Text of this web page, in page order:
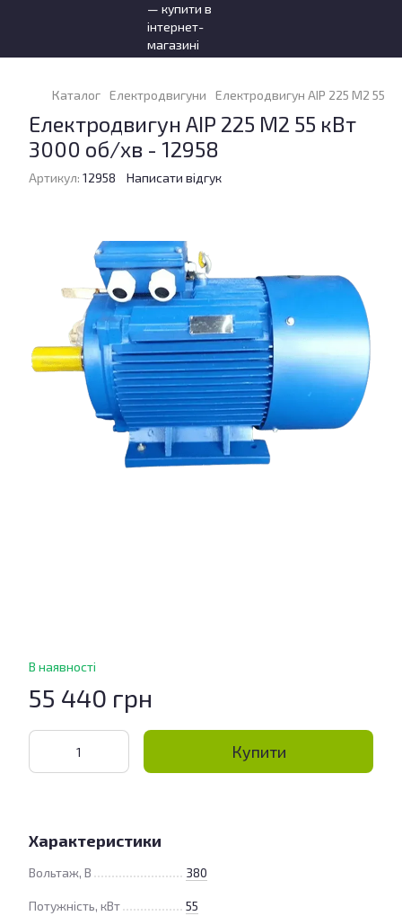
Каталог Електродвигуни Електродвигун АІР 225 M2 55
Електродвигун АІР 225 M2 55 кВт
3000 об/хв - 12958
Артикул: 12958 Написати відгук
В наявності
55 440 грн
Купити
Характеристики
Вольтаж, В 380
Потужність, кВт 55